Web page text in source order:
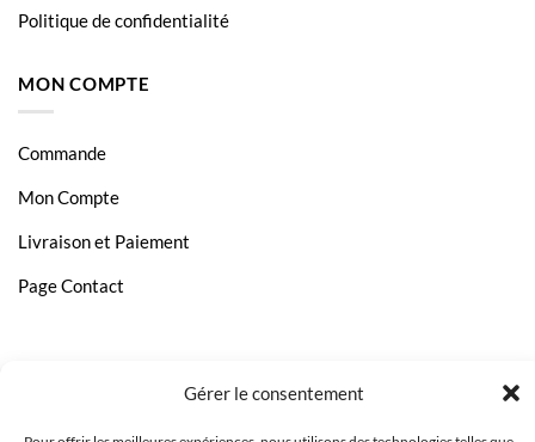
Gérer le consentement
Politique de confidentialité
MON COMPTE
Commande
Mon Compte
Livraison et Paiement
Page Contact